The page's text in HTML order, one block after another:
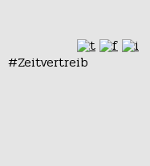
Zeitvertreib